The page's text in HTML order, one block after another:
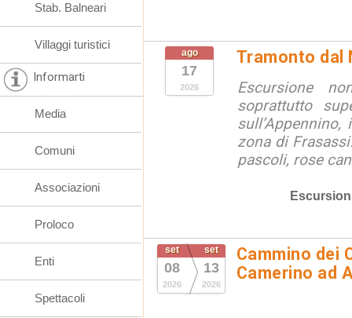
ago
17
2026
Tramonto dal
Escursione
soprattutto
zona di
pascoli, rose
set
08
2026
set
13
2026
Cammino dei
Camerino ad
Stab. Balneari
Villaggi turistici
Informarti
Media
Comuni
Associazioni
Proloco
Enti
Spettacoli